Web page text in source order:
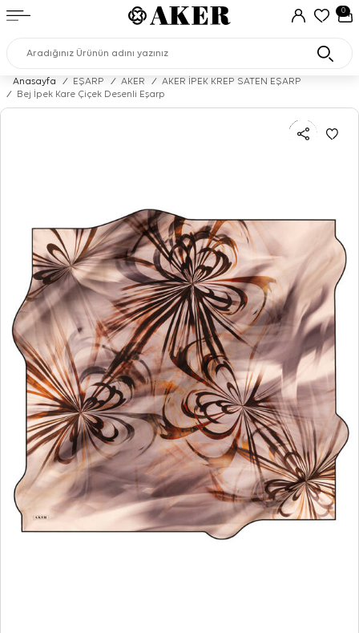
0
Anasayfa / EŞARP / AKER /
AKER İPEK KREP SATEN EŞARP
/
Bej İpek Kare Çiçek Desenli Eşarp